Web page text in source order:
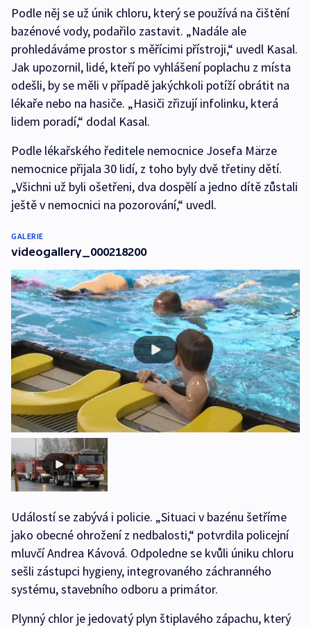
Podle něj se už únik chloru, který se používá na čištění
bazénové vody, podařilo zastavit. „Nadále ale
prohledáváme prostor s měřícimi přístroji,“ uvedl Kasal.
Jak upozornil, lidé, kteří po vyhlášení poplachu z místa
odešli, by se měli v případě jakýchkoli potíží obrátit na
lékaře nebo na hasiče. „Hasiči zřizují infolinku, která
lidem poradí,“ dodal Kasal.
Podle lékařského ředitele nemocnice Josefa Märze
nemocnice přijala 30 lidí, z toho byly dvě třetiny dětí.
„Všichni už byli ošetřeni, dva dospělí a jedno dítě zůstali
ještě v nemocnici na pozorování,“ uvedl.
GALERIE
videogallery_000218200
Událostí se zabývá i policie. „Situaci v bazénu šetříme
jako obecné ohrožení z nedbalosti,“ potvrdila policejní
mluvčí Andrea Kávová. Odpoledne se kvůli úniku chloru
sešli zástupci hygieny, integrovaného záchranného
systému, stavebního odboru a primátor.
Plynný chlor je jedovatý plyn štiplavého zápachu, který